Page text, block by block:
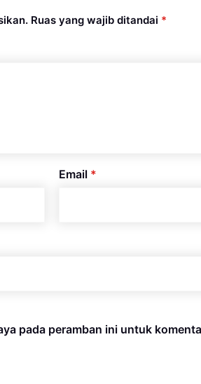
Ruas yang wajib ditandai *
Email *
pada peramban ini untuk